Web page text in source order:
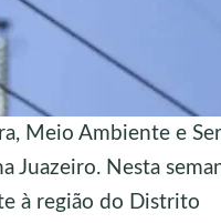
Meio Ambiente e
Juazeiro. Nesta
à região do Distrito